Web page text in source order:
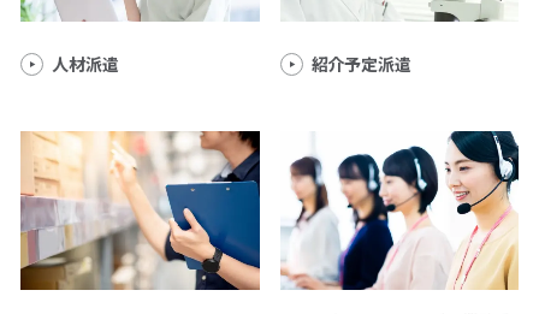
人材派遣 紹介予定派遣